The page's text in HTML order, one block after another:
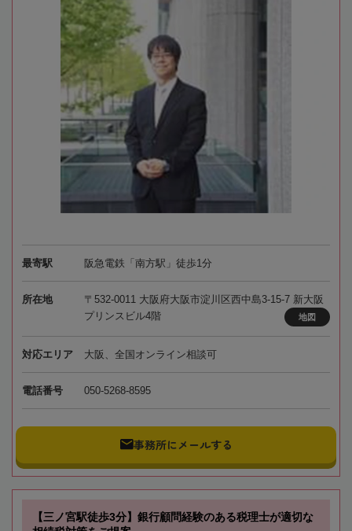
最寄駅 阪急電鉄「南方駅」徒歩1分
所在地
〒532-0011 大阪府大阪市淀川区西中島3-15-7 新大阪
プリンスビル4階
地図
対応エリア 大阪、全国オンライン相談可
電話番号 050-5268-8595
事務所にメールする
【三ノ宮駅徒歩3分】銀行顧問経験のある税理士が適切な